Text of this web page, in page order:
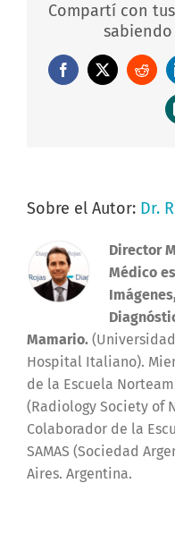
Compartí con
Facebook
X
Sobre el Autor: Dr.
Director
Médico
Mamario.
Hospital Italiano).
de la Escuela
(Radiology Society of
Colaborador de la
SAMAS (Sociedad
Aires. Argentina.